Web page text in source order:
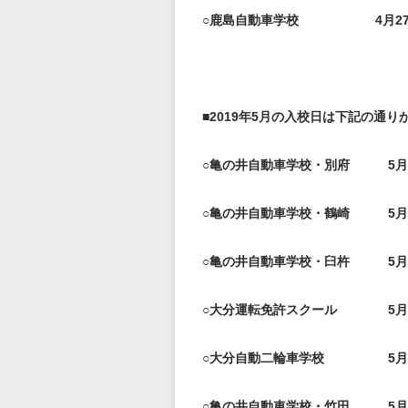
○鹿島自動車学校 4月
■2019年5月の入校日は下記の通り
○亀の井自動車学校・別府 5
○亀の井自動車学校・鶴崎 5
○亀の井自動車学校・臼杵 5
○大分運転免許スクール 5
○大分自動二輪車学校 5